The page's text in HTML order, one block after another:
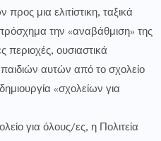
μια ελιτίστικη, ταξικά
την «αναβάθμιση» της
περιοχές, ουσιαστικά
αυτών από το σχολείο
«σχολείων για
για όλους/ες, η Πολιτεία